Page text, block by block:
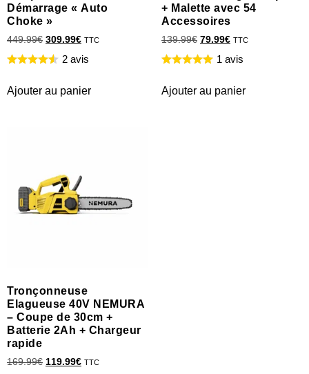
Démarrage « Auto
Choke »
449.99€ 309.99€ TTC
2 avis
Ajouter au panier
+ Malette avec 54
Accessoires
139.99€ 79.99€ TTC
1 avis
Ajouter au panier
Tronçonneuse
Elagueuse 40V NEMURA
– Coupe de 30cm +
Batterie 2Ah + Chargeur
rapide
169.99€ 119.99€ TTC